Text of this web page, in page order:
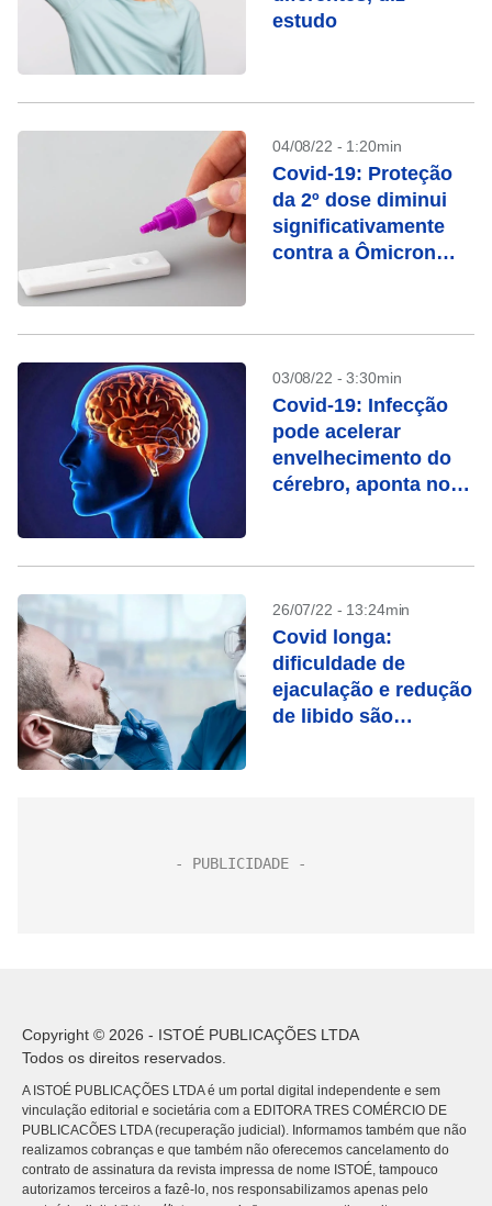
estudo
04/08/22 - 1:20min
Covid-19: Proteção
da 2º dose diminui
significativamente
contra a Ômicron
03/08/22 - 3:30min
Covid-19: Infecção
pode acelerar
envelhecimento do
cérebro, aponta novo
26/07/22 - 13:24min
Covid longa:
dificuldade de
ejaculação e redução
de libido são
Copyright © 2026 - ISTOÉ PUBLICAÇÕES LTDA
Todos os direitos reservados.
A ISTOÉ PUBLICAÇÕES LTDA é um portal digital independente e sem
vinculação editorial e societária com a EDITORA TRES COMÉRCIO DE
PUBLICACÕES LTDA (recuperação judicial). Informamos também que não
realizamos cobranças e que também não oferecemos cancelamento do
contrato de assinatura da revista impressa de nome ISTOÉ, tampouco
autorizamos terceiros a fazê-lo, nos responsabilizamos apenas pelo